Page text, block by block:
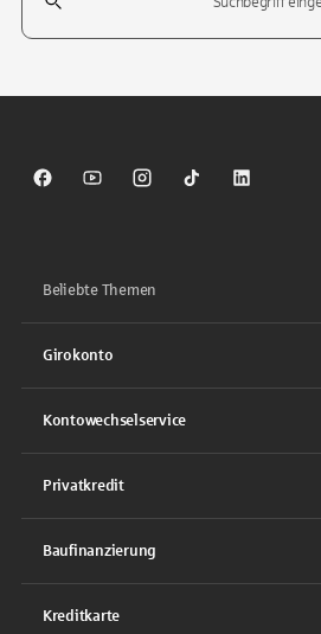
Sparkasse auf Facebook
Sparkasse auf Youtube
Sparkasse auf Instagram
Sparkasse auf
Sparkasse
Beliebte Themen
Girokonto
Kontowechselservice
Privatkredit
Baufinanzierung
Kreditkarte